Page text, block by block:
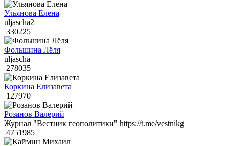
Ульянова Елена
uljascha2
330225
Фольшина Лёля
uljascha
278035
Коркина Елизавета
127970
Розанов Валерий
Журнал "Вестник геополитики" https://t.me/vestnikg
4751985